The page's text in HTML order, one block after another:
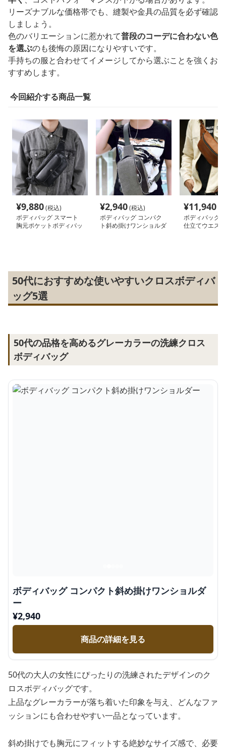
リーズナブルな価格帯でも、縫製や金具の品質を必ず確認
しましょう。
色のバリエーションに惹かれて普段のコーデに合わない色
を選ぶのも後悔の原因になりやすいです。
手持ちの服と合わせてイメージしてから選ぶことを強くお
すすめします。
今回紹介する商品一覧
¥9,880(税込)
ボディバッグ スマート
胸元ポケットボディバッ
¥2,940(税込)
ボディバッグ コンパク
ト斜め掛けワンショルダ
¥11,940
ボディバッグ
仕立てウエス
50代におすすめな使いやすいクロスボディバ
ッグ5選
50代の品格を高めるグレーカラーの洗練クロス
ボディバッグ
ボディバッグ コンパクト斜め掛けワンショルダ
ー
¥2,940
商品の詳細を見る
50代の大人の女性にぴったりの洗練されたデザインのク
ロスボディバッグです。
上品なグレーカラーが落ち着いた印象を与え、どんなファ
ッションにも合わせやすい一品となっています。
斜め掛けでも胸元にフィットする絶妙なサイズ感で、必要